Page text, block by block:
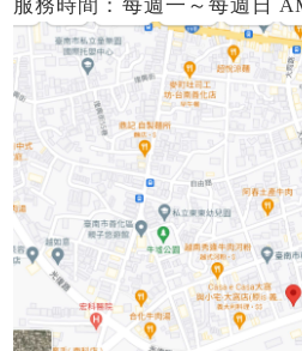
服務時間：每週一～每週日